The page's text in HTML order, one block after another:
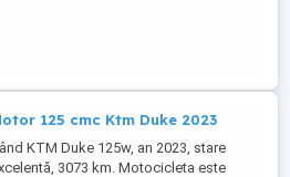
125 cmc Ktm Duke 2023
KTM Duke 125w, an 2023, stare
3073 km. Motocicleta este